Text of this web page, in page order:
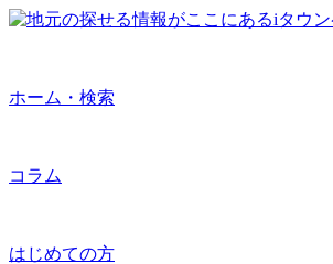
ホーム・検索
コラム
はじめての方